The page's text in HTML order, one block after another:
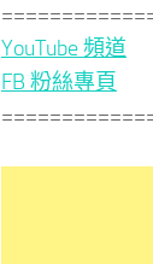
YouTube 頻道
FB 粉絲專頁